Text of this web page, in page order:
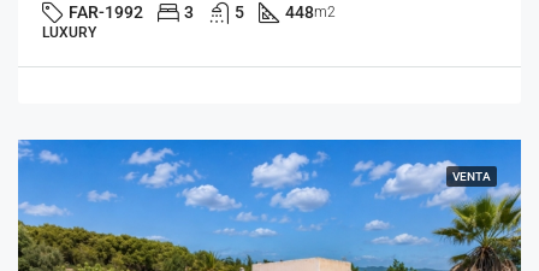
FAR-1992 3 5 448m2
LUXURY
VENTA